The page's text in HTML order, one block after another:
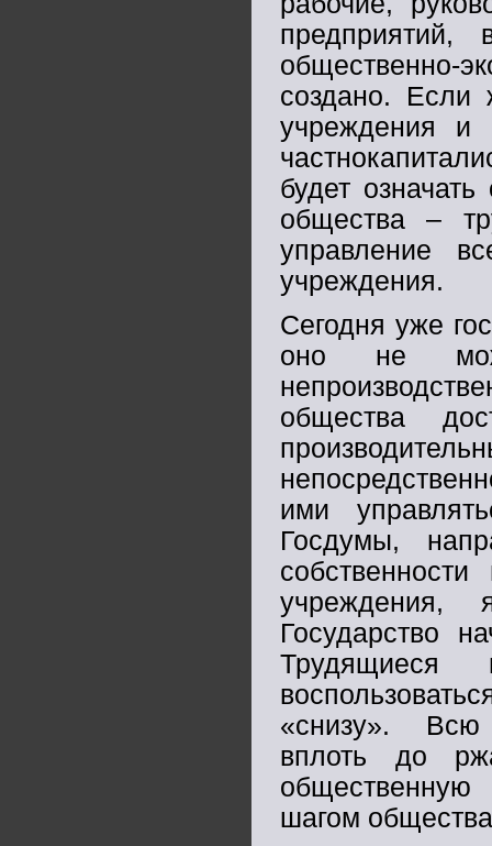
предприятий,
создано. Если
учреждения и
будет
общества –
управление
учреждения.
Сегодня уже
оно не
общества
ими
Госдумы,
учреждения,
Государство
Трудящиеся
«снизу». Всю
вплоть до
шагом